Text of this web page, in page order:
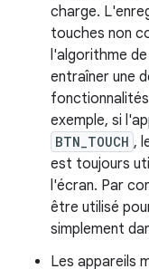
charge.
touches non
l'algorithme
entraîner une
exemple, si
BTN_TOUCH ,
est toujours
l'écran. Par
être utilisé
simplement
Les appareils